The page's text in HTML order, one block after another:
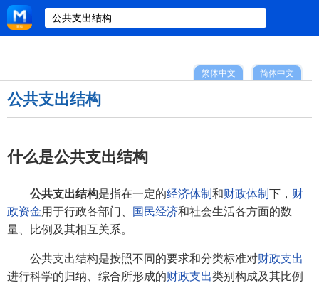
简体中文
繁体中文
公共支出结构
什么是公共支出结构
公共支出结构是指在一定的经济体制 和财政体制 下， 财
政资金用于行政各部门、 国民经济和社会生活各方面的数
量、比例及其相互关系。
公共支出结构是按照不同的要求和分类标准对财政支出
进行科学的归纳、综合所形成的财政支出类别构成及其比例